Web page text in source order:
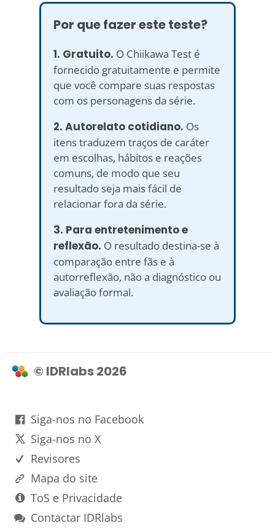
Por que fazer este teste?
1. Gratuito. O Chiikawa Test é
fornecido gratuitamente e permite
que você compare suas respostas
com os personagens da série.
2. Autorelato cotidiano. Os
itens traduzem traços de caráter
em escolhas, hábitos e reações
comuns, de modo que seu
resultado seja mais fácil de
relacionar fora da série.
3. Para entretenimento e
reflexão. O resultado destina-se à
comparação entre fãs e à
autorreflexão, não a diagnóstico ou
avaliação formal.
© IDRlabs 2026
Siga-nos no Facebook
Siga-nos no X
Revisores
Mapa do site
ToS e Privacidade
Contactar IDRlabs